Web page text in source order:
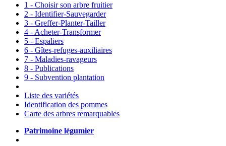
1 - Choisir son arbre fruitier
2 - Identifier-Sauvegarder
3 - Greffer-Planter-Tailler
4 - Acheter-Transformer
5 - Espaliers
6 - Gîtes-refuges-auxiliaires
7 - Maladies-ravageurs
8 - Publications
9 - Subvention plantation
Liste des variétés
Identification des pommes
Carte des arbres remarquables
Patrimoine légumier